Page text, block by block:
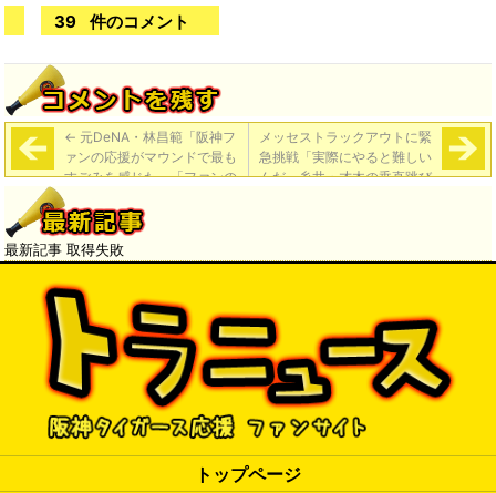
39 件のコメント
← 元DeNA・林昌範「阪神フ
ァンの応援がマウンドで最も
すごみを感じた」「ファンの
応援はそれほどの影響力があ
る」【週ベ】
メッセストラックアウトに緊
急挑戦「実際にやると難しい
んだ」糸井・才木の垂直跳び
最新記事 取得失敗
トップページ